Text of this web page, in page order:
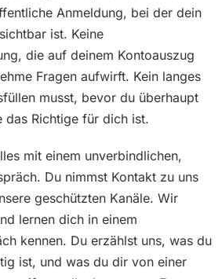
Anmeldung, bei der dein
ist. Keine
die auf deinem Kontoauszug
Fragen aufwirft. Kein langes
musst, bevor du überhaupt
das Richtige für dich ist.
mit einem unverbindlichen,
Du nimmst Kontakt zu uns
geschützten Kanäle. Wir
lernen dich in einem
kennen. Du erzählst uns, was du
ist, und was du dir von einer